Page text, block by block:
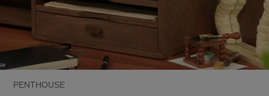
PENTHOUSE